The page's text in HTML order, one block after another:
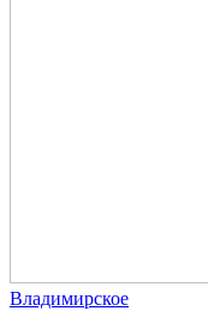
Владимирское